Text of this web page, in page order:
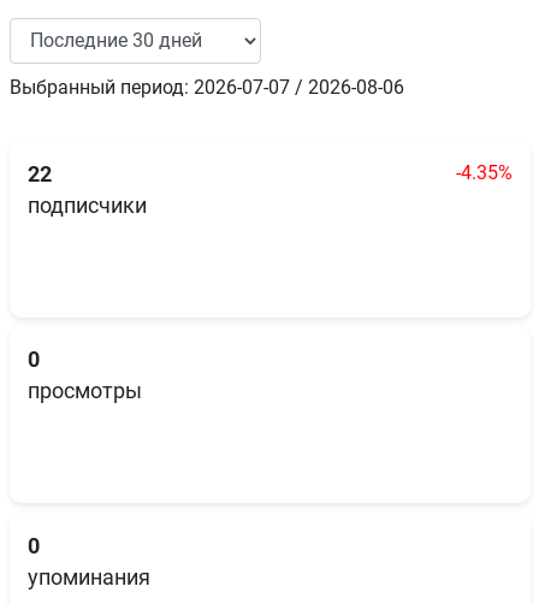
Выбранный период: 2026-07-07 / 2026-08-06
22 -4.35%
подписчики
0
просмотры
0
упоминания